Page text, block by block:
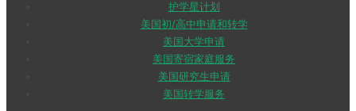
护学星计划
美国初/高中申请和转学
美国大学申请
美国寄宿家庭服务
美国研究生申请
美国转学服务